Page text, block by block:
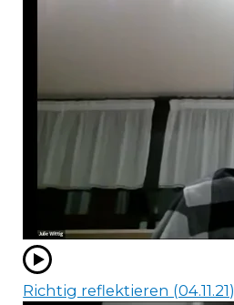
Richtig reflektieren (04.11.21)